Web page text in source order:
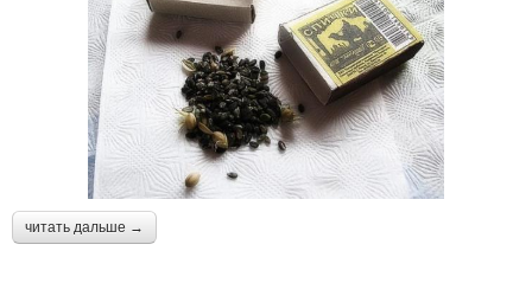
читать дальше →